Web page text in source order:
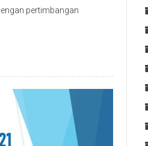
pertimbangan